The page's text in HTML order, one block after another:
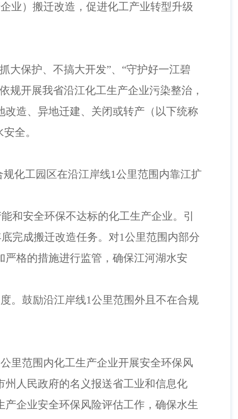
业） 搬迁改造，促进化工产业转型升级
大保护、不搞大开发”、“守护好一江碧
规开展我省沿江化工生产企业污染整治，
造、异地迁建、关闭或转产 （ 以下统称
全。
规化工园区在沿江岸线1公里范围内靠江扩
和安全环保不达标的化工生产企业。引
完成搬迁改造任务。对1公里范围内部分
格的措施进行监管，确保江河湖水安
。鼓励沿江岸线1公里范围外且不在合规
公里范围内化工生产企业开展安全环保风
人民政府的名义报送省工业和信息化
企业安全环保风险评估工作，确保水生